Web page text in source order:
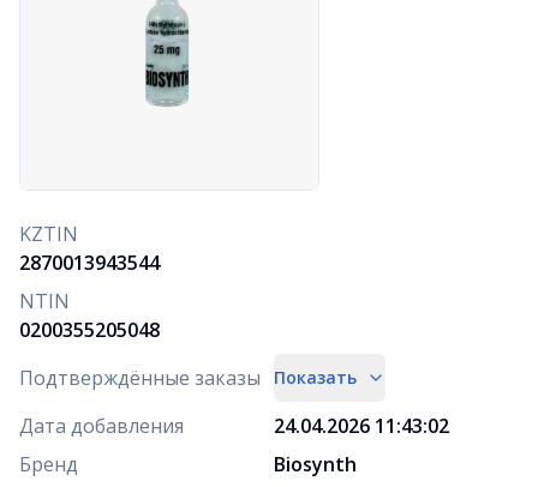
KZTIN
2870013943544
NTIN
0200355205048
Подтверждённые заказы
Показать
Дата добавления
24.04.2026 11:43:02
Бренд
Biosynth